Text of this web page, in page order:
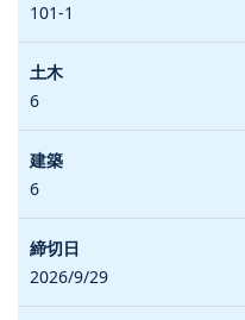
101-1
6
6
2026/9/29